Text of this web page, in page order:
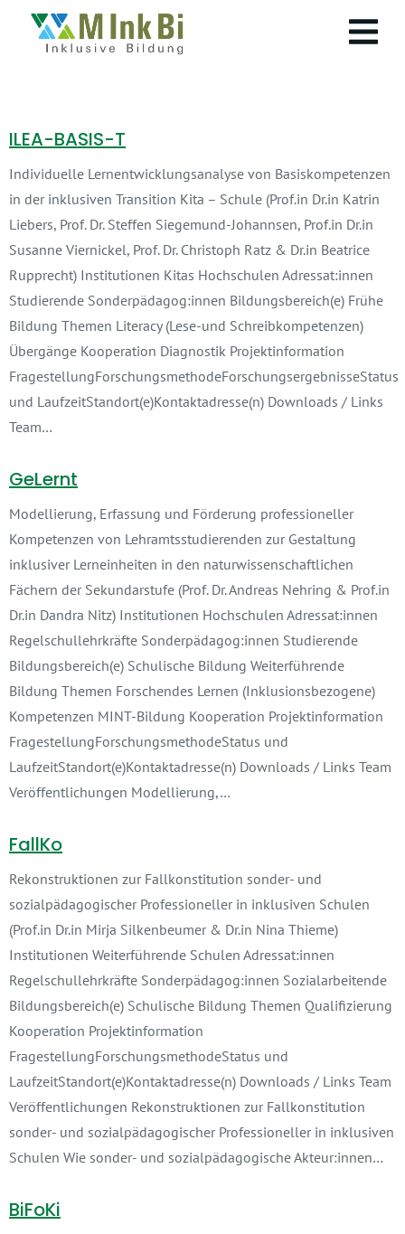
ILEA-BASIS-T
Individuelle Lernentwicklungsanalyse von Basiskompetenzen
in der inklusiven Transition Kita – Schule (Prof.in Dr.in Katrin
Liebers, Prof. Dr. Steffen Siegemund-Johannsen, Prof.in Dr.in
Susanne Viernickel, Prof. Dr. Christoph Ratz & Dr.in Beatrice
Rupprecht) Institutionen Kitas Hochschulen Adressat:innen
Studierende Sonderpädagog:innen Bildungsbereich(e) Frühe
Bildung Themen Literacy (Lese-und Schreibkompetenzen)
Übergänge Kooperation Diagnostik Projektinformation
FragestellungForschungsmethodeForschungsergebnisseStatus
und LaufzeitStandort(e)Kontaktadresse(n) Downloads / Links
Team…
GeLernt
Modellierung, Erfassung und Förderung professioneller
Kompetenzen von Lehramtsstudierenden zur Gestaltung
inklusiver Lerneinheiten in den naturwissenschaftlichen
Fächern der Sekundarstufe (Prof. Dr. Andreas Nehring & Prof.in
Dr.in Dandra Nitz) Institutionen Hochschulen Adressat:innen
Regelschullehrkräfte Sonderpädagog:innen Studierende
Bildungsbereich(e) Schulische Bildung Weiterführende
Bildung Themen Forschendes Lernen (Inklusionsbezogene)
Kompetenzen MINT-Bildung Kooperation Projektinformation
FragestellungForschungsmethodeStatus und
LaufzeitStandort(e)Kontaktadresse(n) Downloads / Links Team
Veröffentlichungen Modellierung,…
FallKo
Rekonstruktionen zur Fallkonstitution sonder- und
sozialpädagogischer Professioneller in inklusiven Schulen
(Prof.in Dr.in Mirja Silkenbeumer & Dr.in Nina Thieme)
Institutionen Weiterführende Schulen Adressat:innen
Regelschullehrkräfte Sonderpädagog:innen Sozialarbeitende
Bildungsbereich(e) Schulische Bildung Themen Qualifizierung
Kooperation Projektinformation
FragestellungForschungsmethodeStatus und
LaufzeitStandort(e)Kontaktadresse(n) Downloads / Links Team
Veröffentlichungen Rekonstruktionen zur Fallkonstitution
sonder- und sozialpädagogischer Professioneller in inklusiven
Schulen Wie sonder- und sozialpädagogische Akteur:innen…
BiFoKi